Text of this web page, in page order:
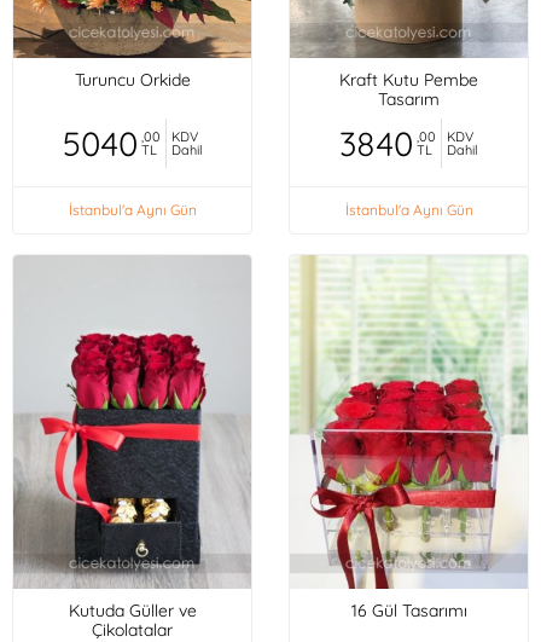
Turuncu Orkide
5040 ,00
TL
KDV
Dahil
İstanbul'a Aynı Gün
Kraft Kutu Pembe
Tasarım
3840 ,00
TL
KDV
Dahil
İstanbul'a Aynı Gün
Kutuda Güller ve
Çikolatalar
16 Gül Tasarımı